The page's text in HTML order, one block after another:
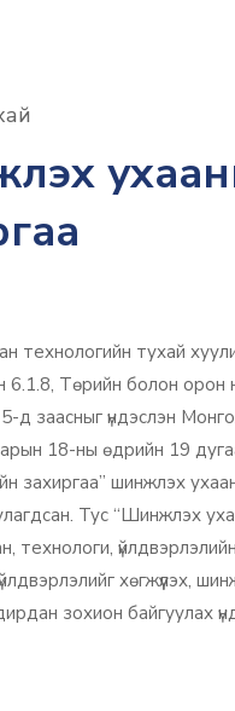
технологийн тухай
6.1.8, Төрийн болон орон
5-д заасныг үндэслэн
18-ны өдрийн 19
захиргаа” шинжлэх
Тус “Шинжлэх
технологи,
хөгжүүлэх,
зохион байгуулах